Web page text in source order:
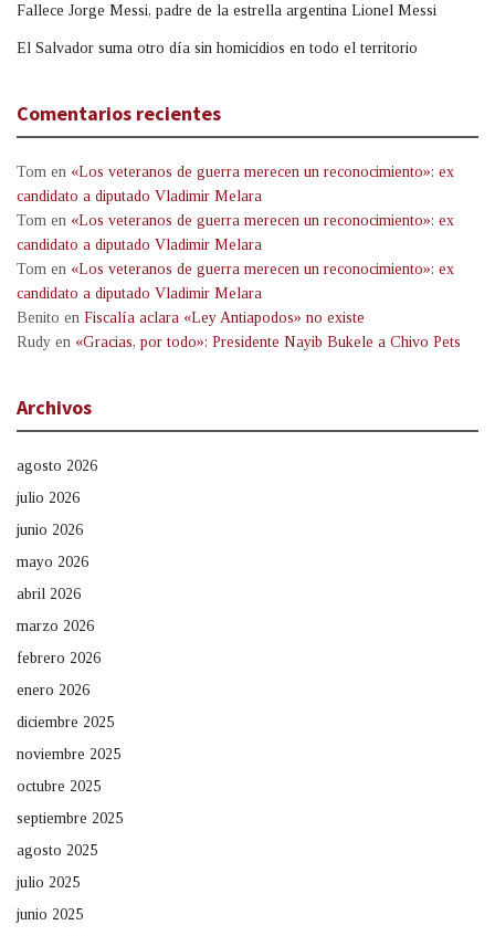
Fallece Jorge Messi, padre de la estrella argentina Lionel Messi
El Salvador suma otro día sin homicidios en todo el territorio
Comentarios recientes
Tom en «Los veteranos de guerra merecen un reconocimiento»: ex
candidato a diputado Vladimir Melara
Tom en «Los veteranos de guerra merecen un reconocimiento»: ex
candidato a diputado Vladimir Melara
Tom en «Los veteranos de guerra merecen un reconocimiento»: ex
candidato a diputado Vladimir Melara
Benito en Fiscalía aclara «Ley Antiapodos» no existe
Rudy en «Gracias, por todo»: Presidente Nayib Bukele a Chivo Pets
Archivos
agosto 2026
julio 2026
junio 2026
mayo 2026
abril 2026
marzo 2026
febrero 2026
enero 2026
diciembre 2025
noviembre 2025
octubre 2025
septiembre 2025
agosto 2025
julio 2025
junio 2025